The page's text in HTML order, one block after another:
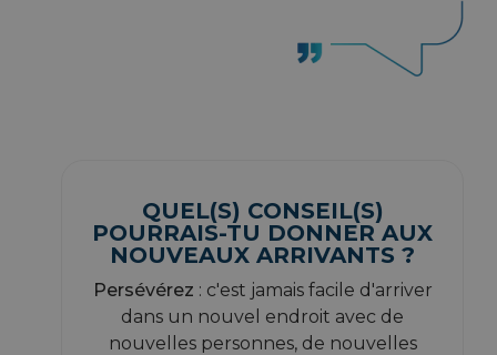
QUEL(S) CONSEIL(S)
POURRAIS-TU DONNER AUX
NOUVEAUX ARRIVANTS ?
Persévérez : c'est jamais facile d'arriver
dans un nouvel endroit avec de
nouvelles personnes, de nouvelles